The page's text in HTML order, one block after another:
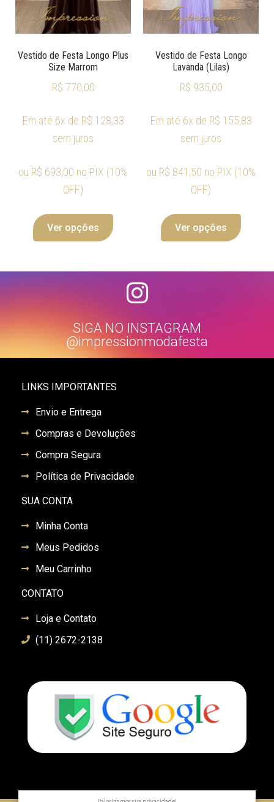
Vestido de Festa Longo Plus
Size Marrom
R$ 770,00
Em até 6x de R$ 128,33
sem juros
ou R$ 693,00 no PIX (10%
OFF)
Ver opções
Vestido de Festa Longo
Lavanda (Lilas)
R$ 935,00
Em até 6x de R$ 155,83
sem juros
ou R$ 841,50 no PIX (10%
OFF)
Ver opções
SIGA NO INSTAGRAM
@impressionmodafesta
LINKS IMPORTANTES
Envio e Entrega
Compras e Devoluções
Compra Segura
Política de Privacidade
SUA CONTA
Minha Conta
Meus Pedidos
Meu Carrinho
CONTATO
Loja e Contato
(11) 2672-2138